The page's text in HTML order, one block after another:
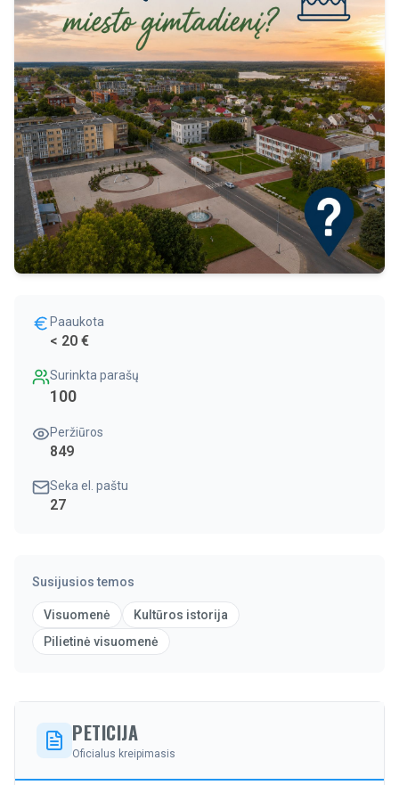
Paaukota
< 20 €
Surinkta parašų
100
Peržiūros
849
Seka el. paštu
27
Susijusios temos
Visuomenė
Kultūros istorija
Pilietinė visuomenė
PETICIJA
Oficialus kreipimasis